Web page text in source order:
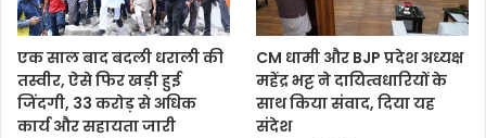
एक साल बाद बदली धराली की
तस्वीर, ऐसे फिर खड़ी हुई
जिंदगी, 33 करोड़ से अधिक
कार्य और सहायता जारी
CM धामी और BJP प्रदेश अध्यक्ष
महेंद्र भट्ट ने दायित्वधारियों के
साथ किया संवाद, दिया यह
संदेश